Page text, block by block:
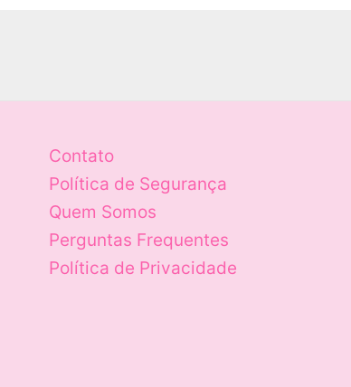
Contato
Política de Segurança
Quem Somos
Perguntas Frequentes
Política de Privacidade